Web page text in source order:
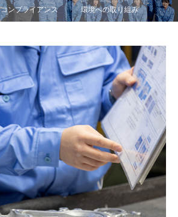
コンプライアンス 環境への取り組み